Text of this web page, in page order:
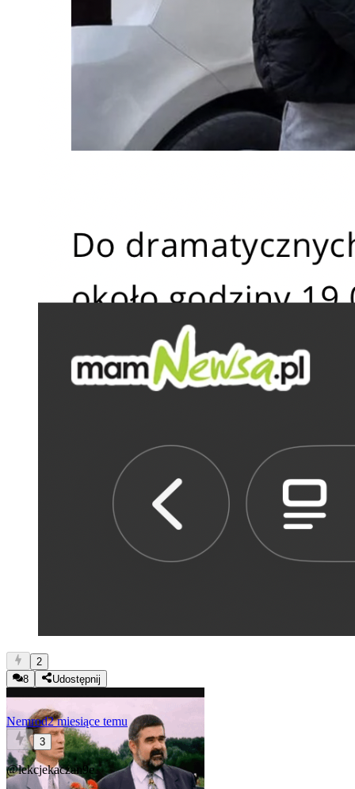
2
8
Udostępnij
Nemrod2 miesiące temu
3
@lekcjekaczan9e